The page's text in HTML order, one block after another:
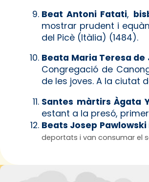
Beat Antoni Fatati,
mostrar prudent i
del Picè (Itàlia) (1484).
Beata Maria Teresa
Congregació de
de les joves. A la ciutat
Santes màrtirs Àgata
estant a la presó,
Beats Josep
deportats i van consumar el